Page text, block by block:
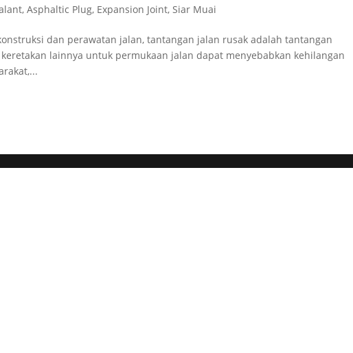
,Asphaltic Plug, Expansion Joint,Siar Muai
dan perawatan jalan, tantangan jalan rusak adalah tantangan
lainnya untuk permukaan jalan dapat menyebabkan kehilangan